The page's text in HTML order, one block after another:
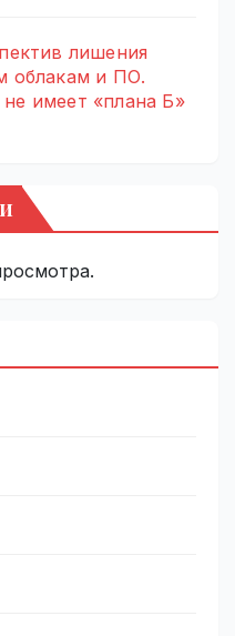
лишения
облакам и ПО.
имеет «плана Б»